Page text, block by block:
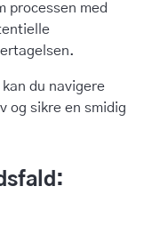
processen med
du navigere
og sikre en smidig